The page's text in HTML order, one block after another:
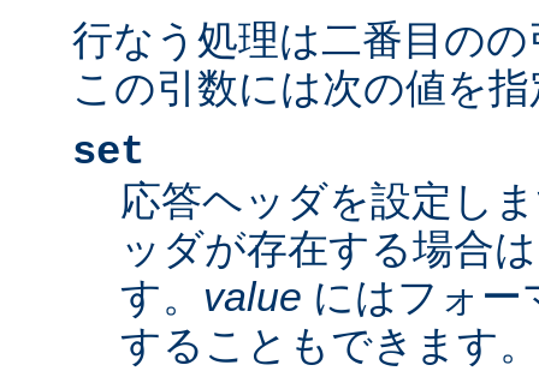
行なう処理は二番目の
この引数には次の値を
set
応答ヘッダを設定し
ッダが存在する場合
す。 value にはフォー
することもできます。